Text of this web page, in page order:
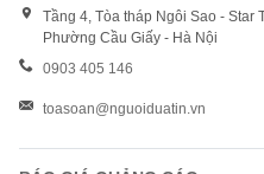
Tầng 4, Tòa tháp Ngôi Sao -
Phường Cầu Giấy - Hà Nội
0903 405 146
toasoan@nguoiduatin.vn